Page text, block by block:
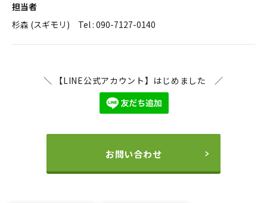
担当者
杉森 (スギモリ) Tel : 090-7127-0140
＼ 【LINE公式アカウント】はじめました ／
お問い合わせ